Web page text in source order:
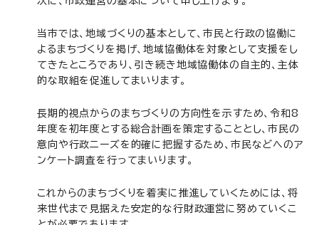
当市では、地域づくりの基本として、市民と行政の協働に
よるまちづくりを掲げ、地域協働体を対象として支援をし
てきたところであり、引き続き地域協働体の自主的、主体
的な取組を促進してまいります。
長期的視点からのまちづくりの方向性を示すため、令和8
年度を初年度とする総合計画を策定することとし、市民の
意向や行政ニーズを的確に把握するため、市民などへのア
ンケート調査を行ってまいります。
これからのまちづくりを着実に推進していくためには、将
来世代まで見据えた安定的な行財政運営に努めていくこ